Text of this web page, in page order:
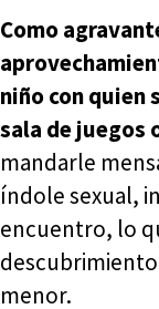
Como
niño con quien
sala de juegos
mandarle
índole sexual,
encuentro, lo
menor.